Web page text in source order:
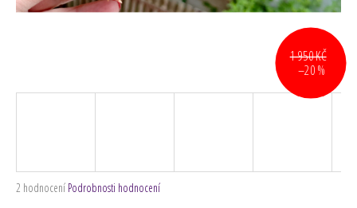
Průměrné
2 hodnocení Podrobnosti hodnocení
1 950 KČ
–20 %
e